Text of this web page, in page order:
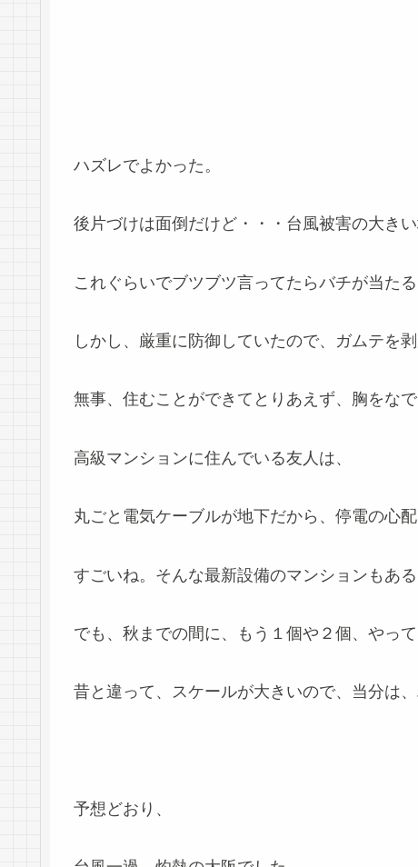
ハズレでよかった。
後片づけは面倒だけど・・・台風被害の大きい
これぐらいでブツブツ言ってたらバチが当たる
しかし、厳重に防御していたので、ガムテを剥
無事、住むことができてとりあえず、胸をなで
高級マンションに住んでいる友人は、
丸ごと電気ケーブルが地下だから、停電の心配
すごいね。そんな最新設備のマンションもある
でも、秋までの間に、もう１個や２個、やって
昔と違って、スケールが大きいので、当分は、
予想どおり、